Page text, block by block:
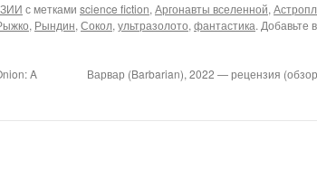
с метками science fiction,Аргонавты вселенной,
, Рындин,Сокол,ультразолото,фантастика. Добавьте в
A
Варвар (Barbarian), 2022 — рецензия